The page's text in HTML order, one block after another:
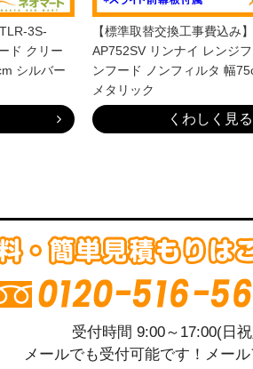
3S-
ド クリー
シルバー
【標準取替交換工事費込み
AP752SV リンナイ レンジ
ンフード ノンフィルタ 幅
メタリック
くわしく見る
受付時間 9:00～17:00(日
メールでも受付可能です！メー